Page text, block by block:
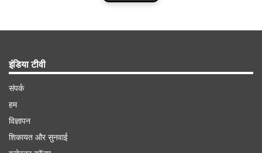
धीरज ने आखिरी दो शॉट में किया परफेक्ट 10 का स्कोर
धीरज और कुमकुम की जोड़ी के लिए ओलंपिक चैंपियन का
इंडिया टीवी
संपर्क
हम
विज्ञापन
शिकायत और सुनवाई